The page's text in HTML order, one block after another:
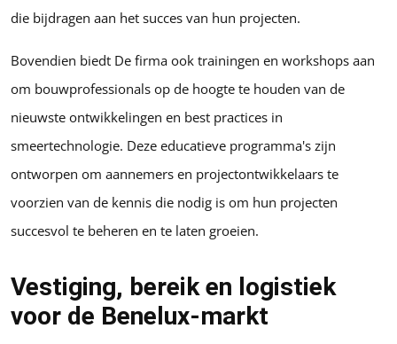
die bijdragen aan het succes van hun projecten.
Bovendien biedt De firma ook trainingen en workshops aan
om bouwprofessionals op de hoogte te houden van de
nieuwste ontwikkelingen en best practices in
smeertechnologie. Deze educatieve programma's zijn
ontworpen om aannemers en projectontwikkelaars te
voorzien van de kennis die nodig is om hun projecten
succesvol te beheren en te laten groeien.
Vestiging, bereik en logistiek
voor de Benelux-markt